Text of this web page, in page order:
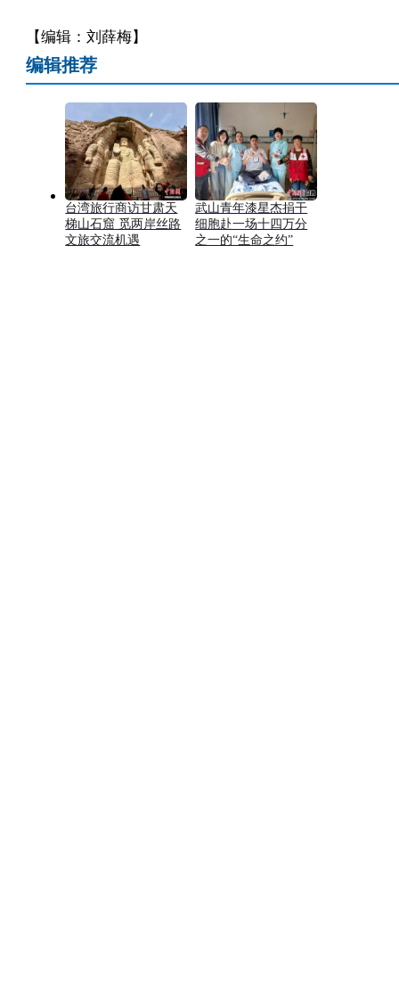
【编辑：刘薛梅】
编辑推荐
台湾旅行商访甘肃天
梯山石窟 觅两岸丝路
文旅交流机遇
武山青年漆星杰捐干
细胞赴一场十四万分
之一的“生命之约”